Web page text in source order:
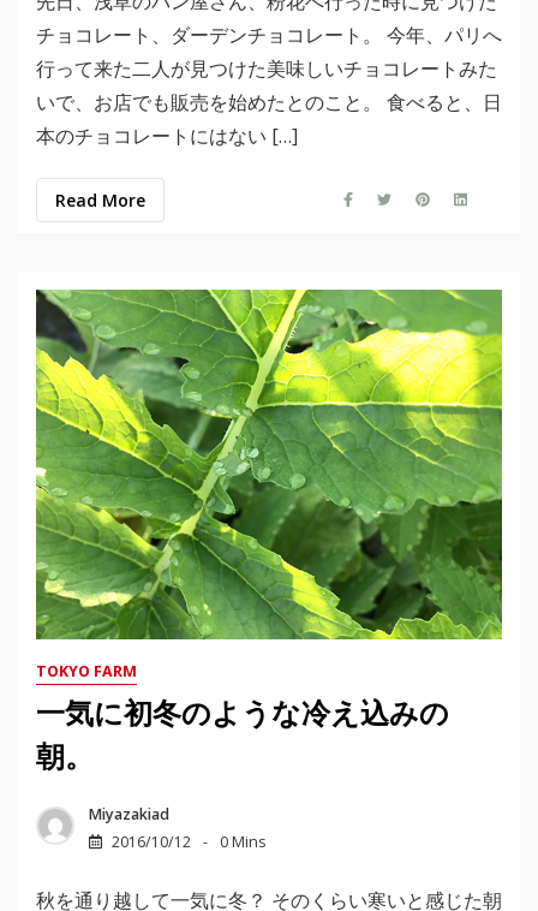
チョコレート、ダーデンチョコレート。 今年、パリへ
行って来た二人が見つけた美味しいチョコレートみた
いで、お店でも販売を始めたとのこと。 食べると、日
本のチョコレートにはない […]
Read More
TOKYO FARM
一気に初冬のような冷え込みの
朝。
Miyazakiad
2016/10/12
0 Mins
秋を通り越して一気に冬？ そのくらい寒いと感じた朝